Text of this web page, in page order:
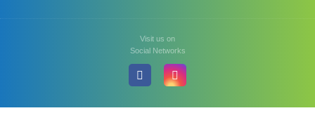
Visit us on
Social Networks